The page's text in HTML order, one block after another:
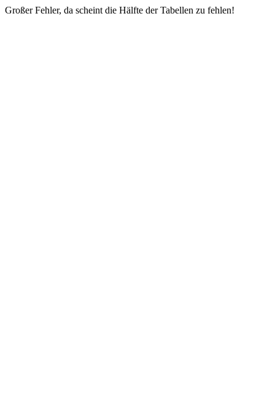
Großer Fehler, da scheint die Hälfte der Tabellen zu fehlen!